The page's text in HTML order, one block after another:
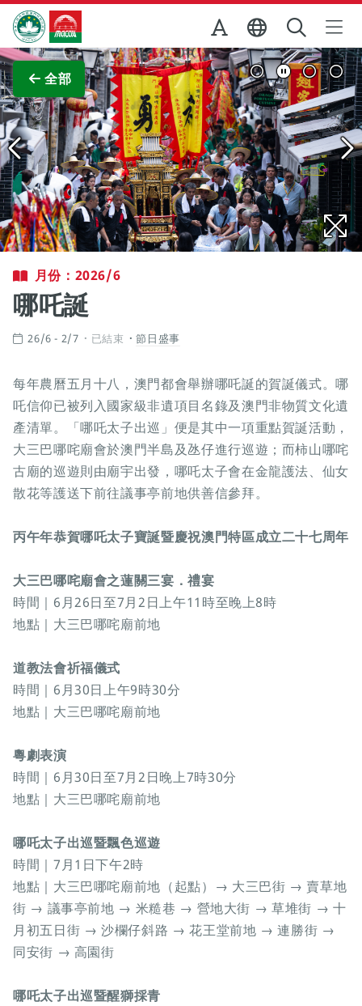
跳至主内容
澳門特別行政區政府旅遊局
全部
查看原圖
月份：2026/6
哪吒誕
26/6 - 2/7 已結束 節日盛事
每年農曆五月十八，澳門都會舉辦哪吒誕的賀誕儀式。哪
吒信仰已被列入國家級非遺項目名錄及澳門非物質文化遺
產清單。「哪吒太子出巡」便是其中一項重點賀誕活動，
大三巴哪咤廟會於澳門半島及氹仔進行巡遊；而柿山哪咤
古廟的巡遊則由廟宇出發，哪吒太子會在金龍護法、仙女
散花等護送下前往議事亭前地供善信參拜。
丙午年恭賀哪吒太子寶誕暨慶祝澳門特區成立二十七周年
大三巴哪咤廟會之蓮關三宴．禮宴
時間｜6月26日至7月2日上午11時至晚上8時
地點｜大三巴哪咤廟前地
道教法會祈福儀式
時間｜6月30日上午9時30分
地點｜大三巴哪咤廟前地
粵劇表演
時間｜6月30日至7月2日晚上7時30分
地點｜大三巴哪咤廟前地
哪吒太子出巡暨飄色巡遊
時間｜7月1日下午2時
地點｜大三巴哪咤廟前地（起點）→ 大三巴街 → 賣草地
街 → 議事亭前地 → 米糙巷 → 營地大街 → 草堆街 → 十
月初五日街 → 沙欄仔斜路 → 花王堂前地 → 連勝街 →
同安街 → 高園街
哪吒太子出巡暨醒獅採青